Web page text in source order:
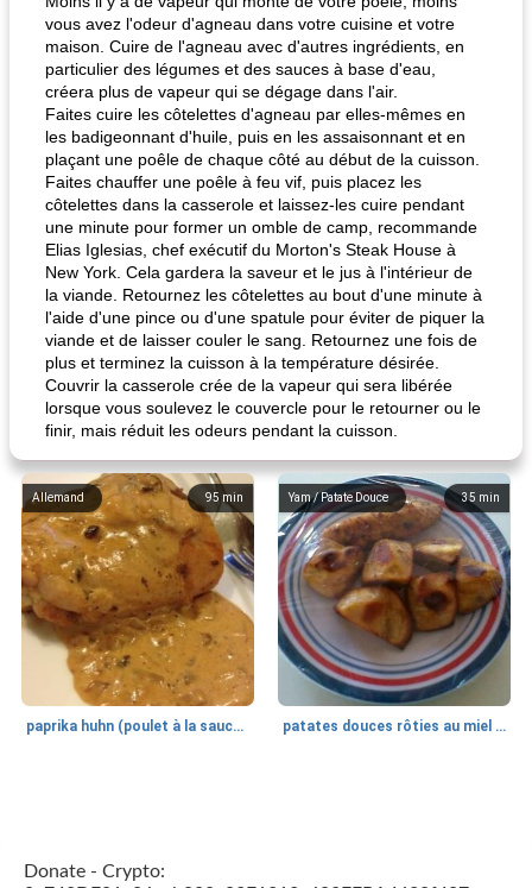
vous avez l'odeur d'agneau dans votre cuisine et votre
maison. Cuire de l'agneau avec d'autres ingrédients, en
particulier des légumes et des sauces à base d'eau,
créera plus de vapeur qui se dégage dans l'air.
Faites cuire les côtelettes d'agneau par elles-mêmes en
les badigeonnant d'huile, puis en les assaisonnant et en
plaçant une poêle de chaque côté au début de la cuisson.
Faites chauffer une poêle à feu vif, puis placez les
côtelettes dans la casserole et laissez-les cuire pendant
une minute pour former un omble de camp, recommande
Elias Iglesias, chef exécutif du Morton's Steak House à
New York. Cela gardera la saveur et le jus à l'intérieur de
la viande. Retournez les côtelettes au bout d'une minute à
l'aide d'une pince ou d'une spatule pour éviter de piquer la
viande et de laisser couler le sang. Retournez une fois de
plus et terminez la cuisson à la température désirée.
Couvrir la casserole crée de la vapeur qui sera libérée
lorsque vous soulevez le couvercle pour le retourner ou le
finir, mais réduit les odeurs pendant la cuisson.
95 min
Allemand
paprika huhn (poulet à la sauce paprika).
35 min
Yam / Patate Douce
patates douces rôties au miel / kumara
Donate - Crypto: